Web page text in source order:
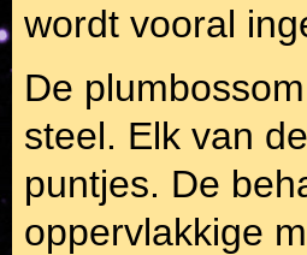
wordt vooral
De
steel. Elk van
puntjes. De
oppervlakkige